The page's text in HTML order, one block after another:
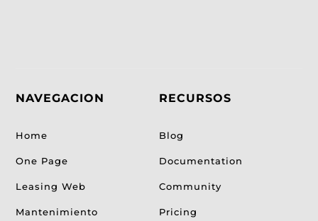
NAVEGACION
Home
One Page
Leasing Web
Mantenimiento
RECURSOS
Blog
Documentation
Community
Pricing